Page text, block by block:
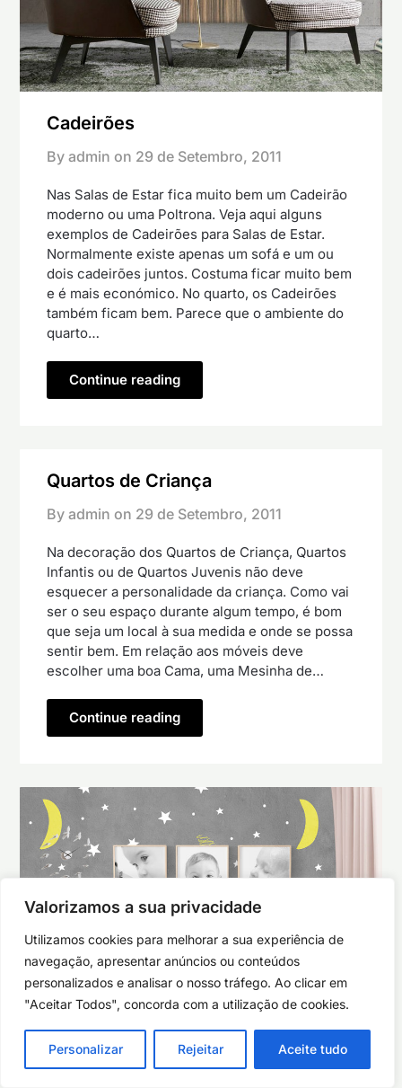
Valorizamos a sua privacidade
Utilizamos cookies para melhorar a sua experiência de
navegação, apresentar anúncios ou conteúdos
personalizados e analisar o nosso tráfego. Ao clicar em
"Aceitar Todos", concorda com a utilização de cookies.
Personalizar Rejeitar Aceite tudo
Cadeirões
By admin on 29 de Setembro, 2011
Nas Salas de Estar fica muito bem um Cadeirão
moderno ou uma Poltrona. Veja aqui alguns
exemplos de Cadeirões para Salas de Estar.
Normalmente existe apenas um sofá e um ou
dois cadeirões juntos. Costuma ficar muito bem
e é mais económico. No quarto, os Cadeirões
também ficam bem. Parece que o ambiente do
quarto…
Continue reading
Quartos de Criança
By admin on 29 de Setembro, 2011
Na decoração dos Quartos de Criança, Quartos
Infantis ou de Quartos Juvenis não deve
esquecer a personalidade da criança. Como vai
ser o seu espaço durante algum tempo, é bom
que seja um local à sua medida e onde se possa
sentir bem. Em relação aos móveis deve
escolher uma boa Cama, uma Mesinha de…
Continue reading